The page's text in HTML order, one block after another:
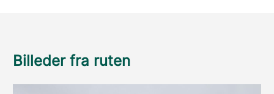
Billeder fra ruten